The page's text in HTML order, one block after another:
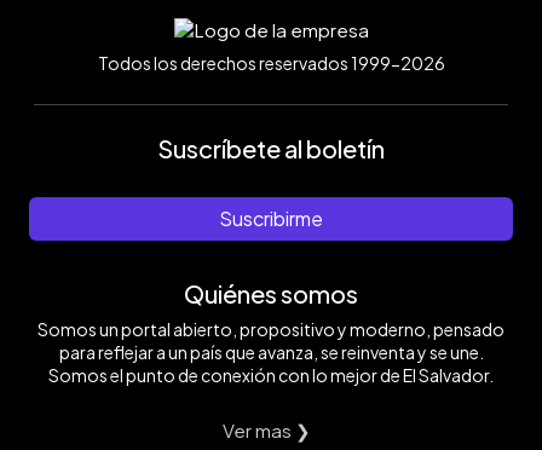
Todos los derechos reservados 1999-2026
Suscríbete al boletín
Suscribirme
Quiénes somos
Somos un portal abierto, propositivo y moderno, pensado
para reflejar a un país que avanza, se reinventa y se une.
Somos el punto de conexión con lo mejor de El Salvador.
Ver mas ❯